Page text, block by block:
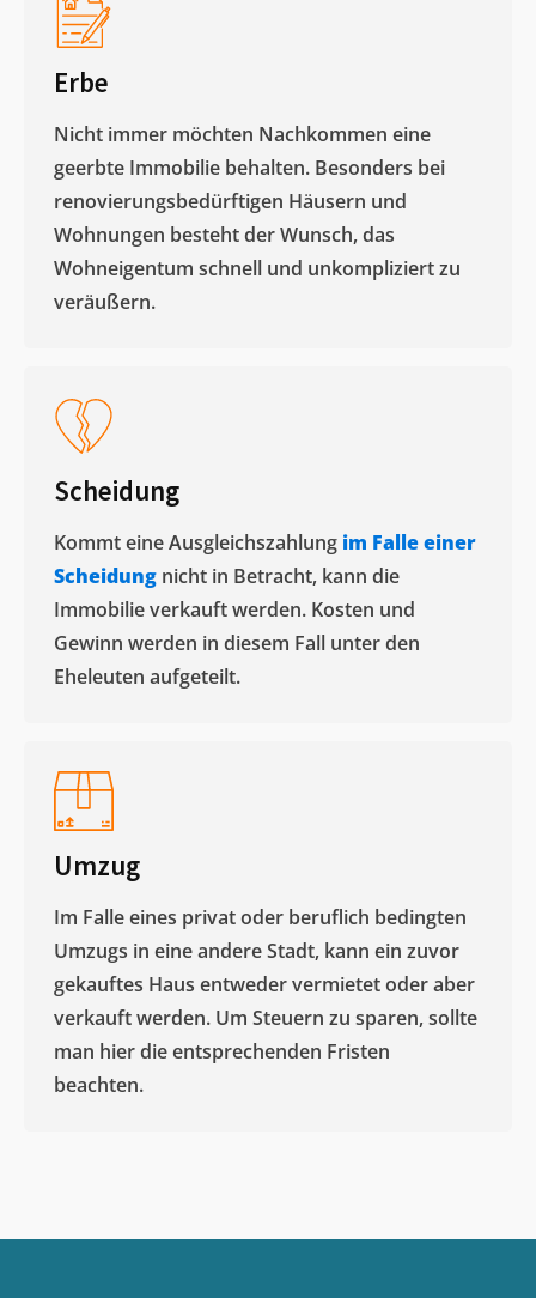
Erbe
Nicht immer möchten Nachkommen eine
geerbte Immobilie behalten. Besonders bei
renovierungsbedürftigen Häusern und
Wohnungen besteht der Wunsch, das
Wohneigentum schnell und unkompliziert zu
veräußern. ​
Scheidung
Kommt eine Ausgleichszahlung im Falle einer
Scheidung nicht in Betracht, kann die
Immobilie verkauft werden. Kosten und
Gewinn werden in diesem Fall unter den
Eheleuten aufgeteilt.​
Umzug
Im Falle eines privat oder beruflich bedingten
Umzugs in eine andere Stadt, kann ein zuvor
gekauftes Haus entweder vermietet oder aber
verkauft werden. Um Steuern zu sparen, sollte
man hier die entsprechenden Fristen
beachten.